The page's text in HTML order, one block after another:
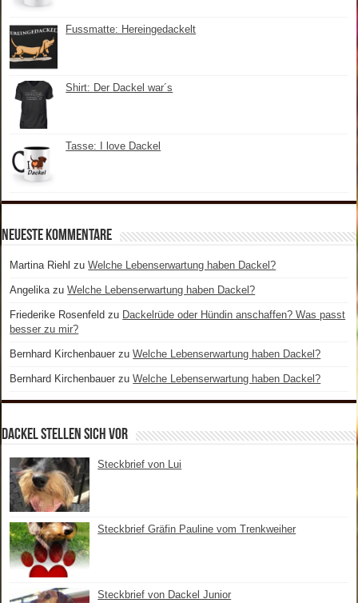
Fussmatte: Hereingedackelt
Shirt: Der Dackel war´s
Tasse: I love Dackel
Neueste Kommentare
Martina Riehl zuWelche Lebenserwartung haben Dackel?
AngelikazuWelche Lebenserwartung haben Dackel?
Friederike Rosenfeld zu Dackelrüde oder Hündin anschaffen? Was passt
besser zu mir?
Bernhard Kirchenbauer zuWelche Lebenserwartung haben Dackel?
Bernhard Kirchenbauer zuWelche Lebenserwartung haben Dackel?
Dackel stellen sich vor
Steckbrief von Lui
Steckbrief Gräfin Pauline vom Trenkweiher
Steckbrief von Dackel Junior